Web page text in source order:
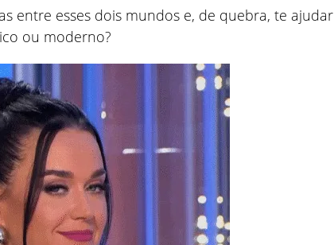
entre esses dois mundos e, de quebra, te ajudar
ou moderno?